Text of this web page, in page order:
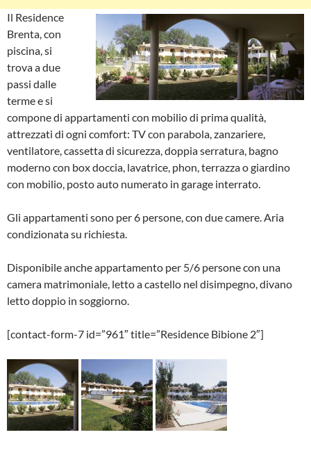
Il Residence
Brenta, con
piscina, si
trova a due
passi dalle
terme e si
compone di appartamenti con mobilio di prima qualità,
attrezzati di ogni comfort: TV con parabola, zanzariere,
ventilatore, cassetta di sicurezza, doppia serratura, bagno
moderno con box doccia, lavatrice, phon, terrazza o giardino
con mobilio, posto auto numerato in garage interrato.
Gli appartamenti sono per 6 persone, con due camere. Aria
condizionata su richiesta.
Disponibile anche appartamento per 5/6 persone con una
camera matrimoniale, letto a castello nel disimpegno, divano
letto doppio in soggiorno.
[contact-form-7 id=”961″ title=”Residence Bibione 2″]